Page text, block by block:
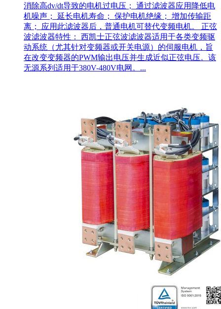
消除高dv/dt导致的电机过电压； 通过滤波器应用降低电
机噪声； 延长电机寿命； 保护电机绝缘； 增加传输距
离； 应用此滤波器后，普通电机可替代变频电机。 正弦
波滤波器特性： 西凯士正弦波滤波器适用于各类变频驱
动系统（尤其针对变频器或开关电源）的伺服电机，旨
在改变变频器的PWM输出电压并生成近似正弦电压。该
无源系列适用于380V-480V电网。...